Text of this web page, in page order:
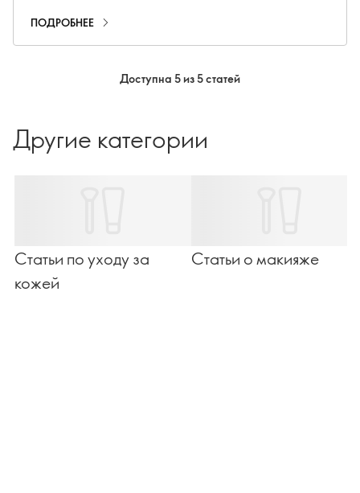
вам почувствовать себя роскошной.
ПОДРОБНЕЕ
Доступна 5 из 5 статей
Другие категории
Статьи по уходу за
кожей
Статьи о макияже